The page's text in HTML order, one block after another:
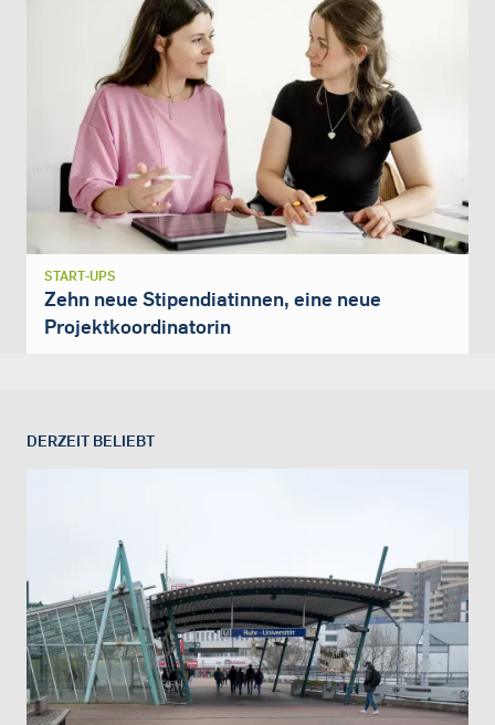
START-UPS
Zehn neue Stipendiatinnen, eine neue
Projektkoordinatorin
DERZEIT BELIEBT